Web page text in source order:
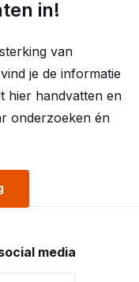
in!
van
je de informatie
hier handvatten en
onderzoeken én
media